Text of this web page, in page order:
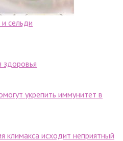
сельди
здоровья
укрепить иммунитет в
исходит неприятный